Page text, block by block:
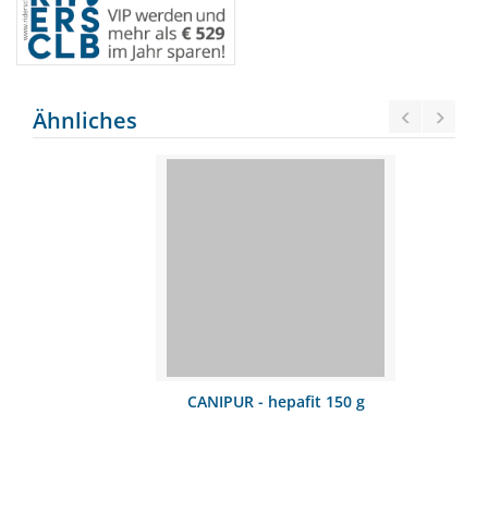
Ähnliches
CANIPUR - hepafit 150 g